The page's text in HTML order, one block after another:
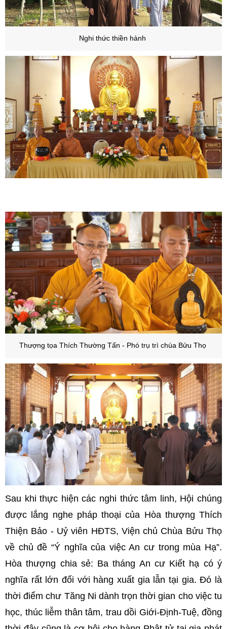
Nghi thức thiền hành
Thượng tọa Thích Thường Tấn - Phó trụ trì chùa Bửu Thọ
Sau khi thực hiện các nghi thức tâm linh, Hội chúng
được lắng nghe pháp thoại của Hòa thượng Thích
Thiện Bảo - Uỷ viên HĐTS, Viện chủ Chùa Bửu Thọ
về chủ đề “Ý nghĩa của việc An cư trong mùa Hạ”.
Hòa thượng chia sẻ: Ba tháng An cư Kiết hạ có ý
nghĩa rất lớn đối với hàng xuất gia lẫn tại gia. Đó là
thời điểm chư Tăng Ni dành trọn thời gian cho việc tu
học, thúc liễm thân tâm, trau dồi Giới-Định-Tuệ, đồng